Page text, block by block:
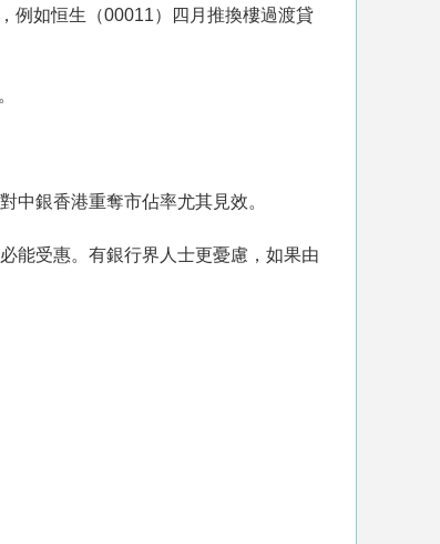
例如恒生（00011）四月推換樓過渡貸
中銀香港重奪市佔率尤其見效。
能受惠。有銀行界人士更憂慮，如果由